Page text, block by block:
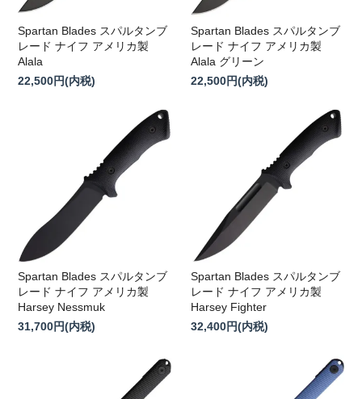
Spartan Blades スパルタンブ
レード ナイフ アメリカ製
Alala
22,500円(内税)
Spartan Blades スパルタンブ
レード ナイフ アメリカ製
Alala グリーン
22,500円(内税)
Spartan Blades スパルタンブ
レード ナイフ アメリカ製
Harsey Nessmuk
31,700円(内税)
Spartan Blades スパルタンブ
レード ナイフ アメリカ製
Harsey Fighter
32,400円(内税)